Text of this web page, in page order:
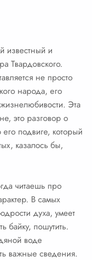
известный и
Твардовского.
не просто
народа, его
Эта
это разговор о
подвиге, который
казалось бы,
читаешь про
В самых
духа, умеет
байку, пошутить.
воде
важные сведения.